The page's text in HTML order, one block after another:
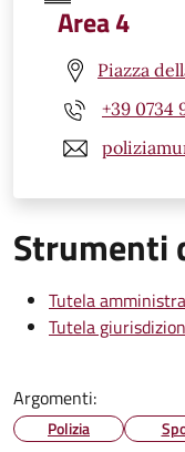
Area 4
Piazza
+39 0734
Strumenti
Tutela
Tutela
Argomenti:
Polizia